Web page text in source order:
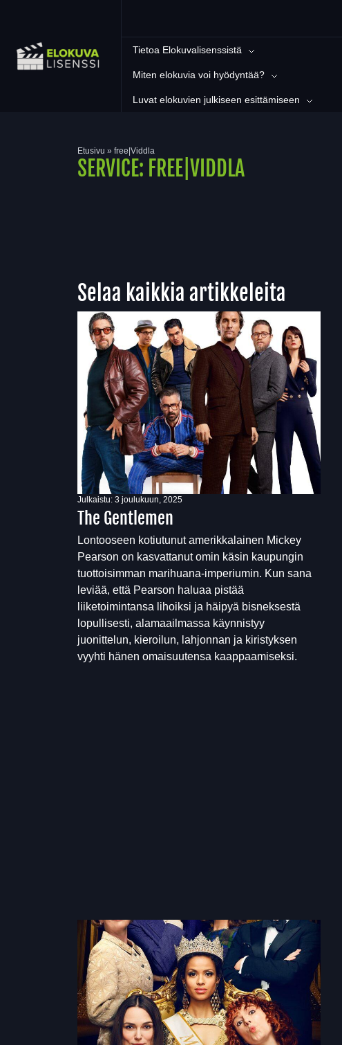
Tietoa Elokuvalisenssistä
Miten elokuvia voi hyödyntää?
Luvat elokuvien julkiseen esittämiseen
Etusivu » free|Viddla
SERVICE: FREE|VIDDLA
Selaa kaikkia artikkeleita
Julkaistu: 3 joulukuun, 2025
The Gentlemen
Lontooseen kotiutunut amerikkalainen Mickey
Pearson on kasvattanut omin käsin kaupungin
tuottoisimman marihuana-imperiumin. Kun sana
leviää, että Pearson haluaa pistää
liiketoimintansa lihoiksi ja häipyä bisneksestä
lopullisesti, alamaailmassa käynnistyy
juonittelun, kieroilun, lahjonnan ja kiristyksen
vyyhti hänen omaisuutensa kaappaamiseksi.